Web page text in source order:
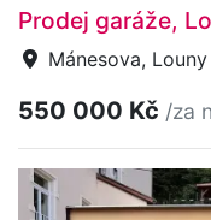
Prodej garáže,
Mánesova, Louny
550 000 Kč /za